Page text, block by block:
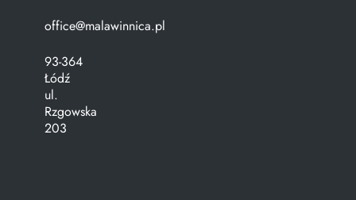
office@malawinnica.pl
93-364
Łódź
ul.
Rzgowska
203